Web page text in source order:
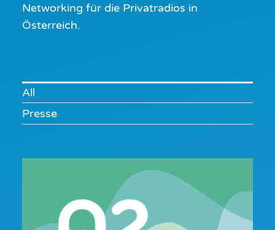
Networking für die Privatradios in
Österreich.
All
Presse